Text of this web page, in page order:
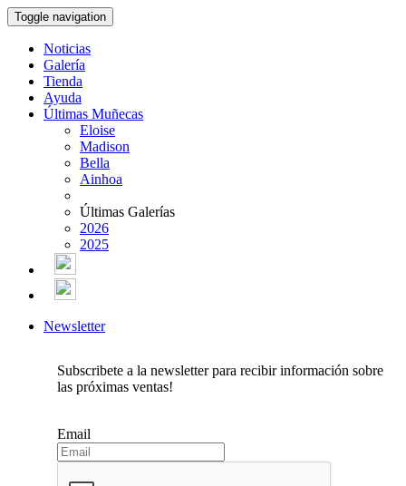
Toggle navigation
Noticias
Galería
Tienda
Ayuda
Últimas Muñecas
Eloise
Madison
Bella
Ainhoa
Últimas Galerías
2026
2025
Newsletter
Subscribete a la newsletter para recibir información sobre
las próximas ventas!
Email